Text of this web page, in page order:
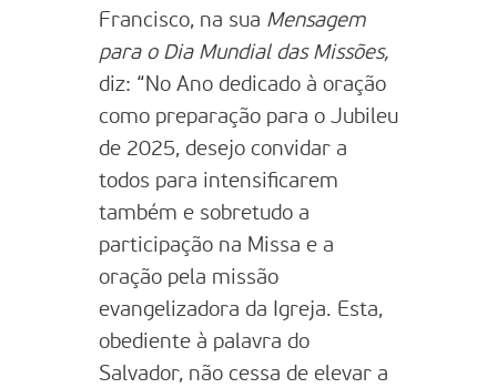
Francisco, na sua Mensagem
para o Dia Mundial das Missões,
diz: “No Ano dedicado à oração
como preparação para o Jubileu
de 2025, desejo convidar a
todos para intensificarem
também e sobretudo a
participação na Missa e a
oração pela missão
evangelizadora da Igreja. Esta,
obediente à palavra do
Salvador, não cessa de elevar a